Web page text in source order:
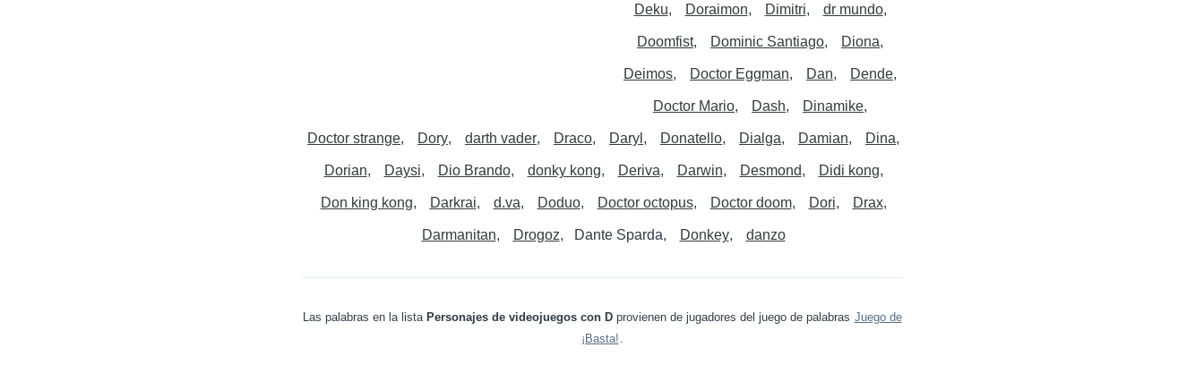
Deku Doraimon Dimitri dr mundo
Doomfist Dominic Santiago Diona
Deimos Doctor Eggman Dan Dende
Doctor Mario Dash Dinamike
Doctor strange Dory darth vader Draco Daryl Donatello Dialga Damian Dina
Dorian Daysi Dio Brando donky kong Deriva Darwin Desmond Didi kong
Don king kong Darkrai d.va Doduo Doctor octopus Doctor doom Dori Drax
Darmanitan Drogoz Dante Sparda Donkey danzo
Las palabras en la lista Personajes de videojuegos con Dprovienen de jugadores del juego de palabras Juego de
¡Basta!